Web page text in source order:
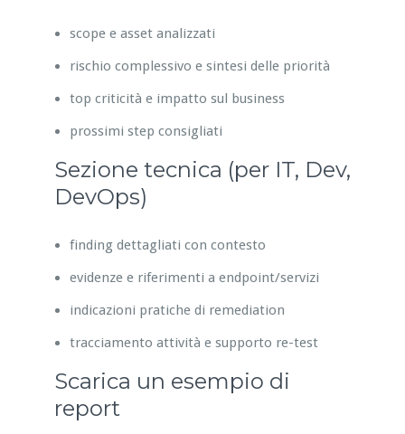
scope e asset analizzati
rischio complessivo e sintesi delle priorità
top criticità e impatto sul business
prossimi step consigliati
Sezione tecnica (per IT, Dev,
DevOps)
finding dettagliati con contesto
evidenze e riferimenti a endpoint/servizi
indicazioni pratiche di remediation
tracciamento attività e supporto re-test
Scarica un esempio di
report